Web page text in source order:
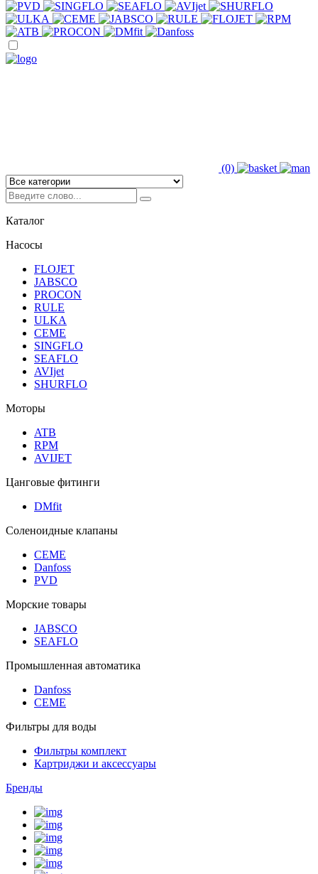
(0)
Каталог
Насосы
FLOJET
JABSCO
PROCON
RULE
ULKA
CEME
SINGFLO
SEAFLO
AVIjet
SHURFLO
Моторы
ATB
RPM
AVIJET
Цанговые фитинги
DMfit
Соленоидные клапаны
CEME
Danfoss
PVD
Морские товары
JABSCO
SEAFLO
Промышленная автоматика
Danfoss
CEME
Фильтры для воды
Фильтры комплект
Картриджи и аксессуары
Бренды